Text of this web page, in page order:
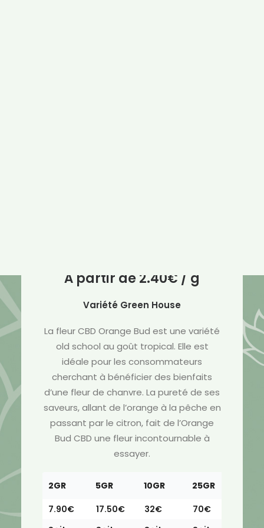
À partir de 2.40€ / g
Variété Green House
La fleur CBD Orange Bud est une variété
old school au goût tropical. Elle est
idéale pour les consommateurs
cherchant à bénéficier des bienfaits
d’une fleur de chanvre. La pureté de ses
saveurs, allant de l’orange à la pêche en
passant par le citron, fait de l’Orange
Bud CBD une fleur incontournable à
essayer.
2GR 5GR 10GR 25GR
7.90€
17.50€ 32€ 70€